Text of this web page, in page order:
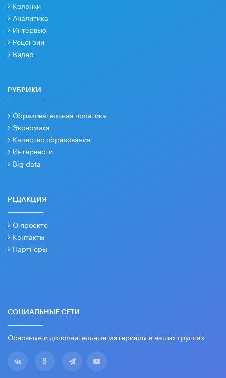
Колонки
Аналитика
Интервью
Рецензии
Видео
РУБРИКИ
Образовательная политика
Экономика
Качество образования
Интервести
Big data
РЕДАКЦИЯ
О проекте
Контакты
Партнеры
СОЦИАЛЬНЫЕ СЕТИ
Основные и дополнительные материалы в наших группах